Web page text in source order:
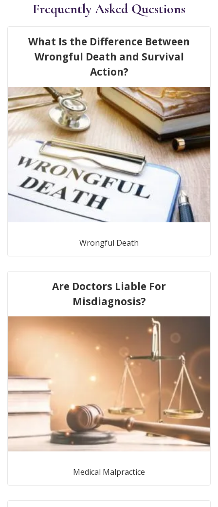
Frequently Asked Questions
What Is the Difference Between
Wrongful Death and Survival
Action?
Wrongful Death
Are Doctors Liable For
Misdiagnosis?
Medical Malpractice